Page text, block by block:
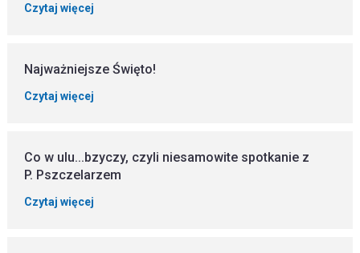
Czytaj więcej
Najważniejsze Święto!
Czytaj więcej
Co w ulu...bzyczy, czyli niesamowite spotkanie z
P. Pszczelarzem
Czytaj więcej